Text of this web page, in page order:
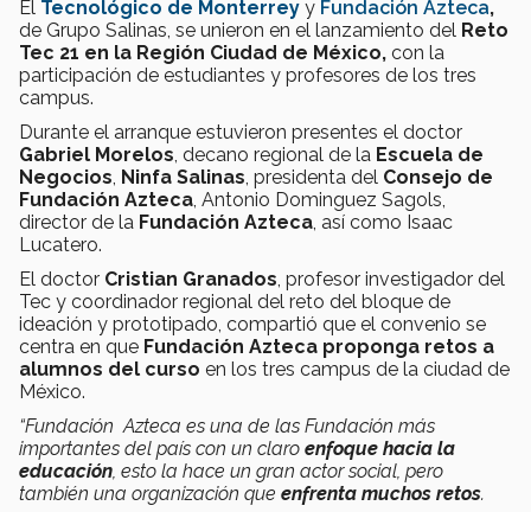
El Tecnológico de Monterrey y Fundación Azteca,
de Grupo Salinas, se unieron en el lanzamiento del Reto
Tec 21 en la Región Ciudad de México, con la
participación de estudiantes y profesores de los tres
campus.
Durante el arranque estuvieron presentes el doctor
Gabriel Morelos , decano regional de la Escuela de
Negocios Ninfa Salinas , presidenta del Consejo de
Fundación Azteca , Antonio Dominguez Sagols,
director de la Fundación Azteca , así como Isaac
Lucatero.
El doctor Cristian Granados , profesor investigador del
Tec y coordinador regional del reto del bloque de
ideación y prototipado, compartió que el convenio se
centra en que Fundación Azteca proponga retos a
alumnos del curso en los tres campus de la ciudad de
México.
“Fundación Azteca es una de las Fundación más
importantes del país con un claro enfoque hacia la
educación , esto la hace un gran actor social, pero
también una organización que enfrenta muchos retos.